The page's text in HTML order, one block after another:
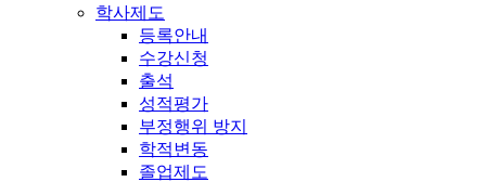
학사제도
등록안내
수강신청
출석
성적평가
부정행위 방지
학적변동
졸업제도